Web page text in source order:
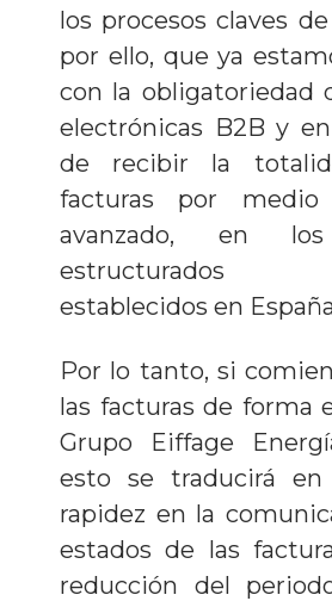
los procesos claves
por ello, que ya
con la obligatoriedad
electrónicas B2B y
de recibir la
facturas por medio
avanzado, en
estructurados
establecidos en
Por lo tanto, si
las facturas de forma
Grupo Eiffage
esto se traducirá
rapidez en la
estados de las
reducción del